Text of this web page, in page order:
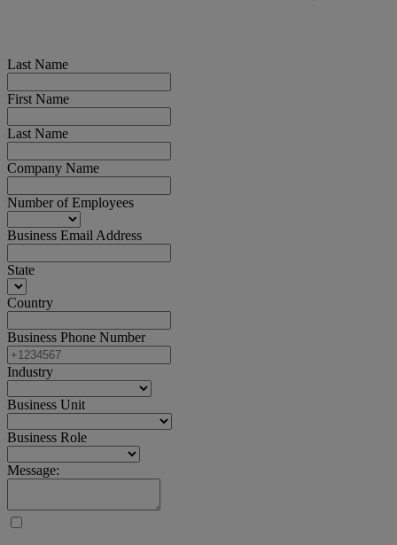
Last Name
First Name
Last Name
Company Name
Number of Employees
Business Email Address
State
Country
Business Phone Number
Industry
Business Unit
Business Role
Message: